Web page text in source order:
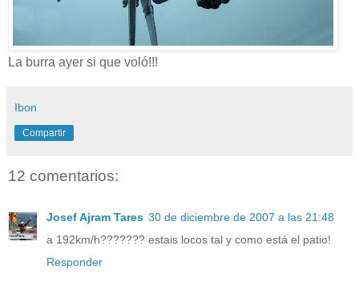
La burra ayer si que voló!!!
Ibon
Compartir
12 comentarios:
Josef Ajram Tares 30 de diciembre de 2007 a las 21:48
a 192km/h??????? estais locos tal y como está el patio!
Responder